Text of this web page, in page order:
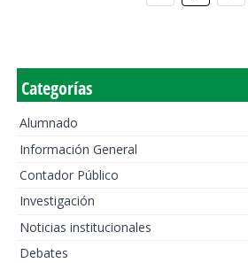
Categorías
Alumnado
Información General
Contador Público
Investigación
Noticias institucionales
Debates